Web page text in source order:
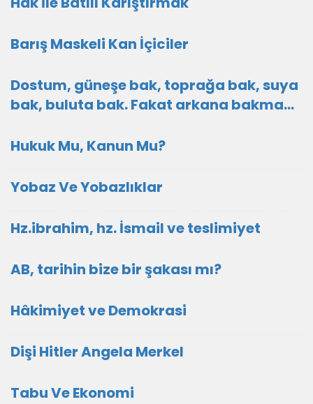
Barış Maskeli Kan İçiciler
Dostum, güneşe bak, toprağa bak, suya
bak, buluta bak. Fakat arkana bakma…
Hukuk Mu, Kanun Mu?
Yobaz Ve Yobazlıklar
Hz.ibrahim, hz. İsmail ve teslimiyet
AB, tarihin bize bir şakası mı?
Hâkimiyet ve Demokrasi
Dişi Hitler Angela Merkel
Tabu Ve Ekonomi